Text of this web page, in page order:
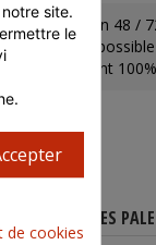
Livraison 48 /
Retrait
Paiement
site.
le
de cookies